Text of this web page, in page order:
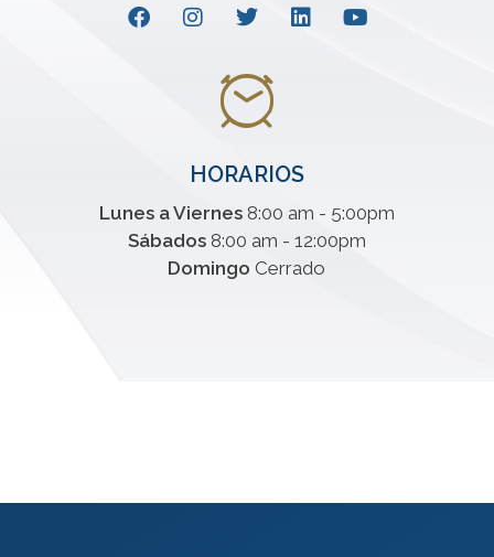
HORARIOS
Lunes a Viernes8:00 am - 5:00pm
Sábados8:00 am - 12:00pm
Domingo Cerrado